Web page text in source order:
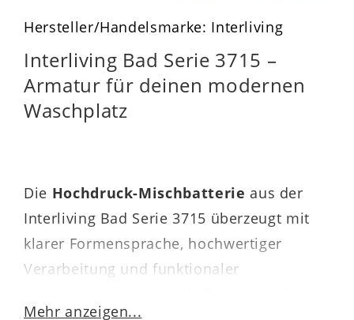
Hersteller/Handelsmarke: Interliving
Interliving Bad Serie 3715 –
Armatur für deinen modernen
Waschplatz
Die Hochdruck-Mischbatterie aus der
Interliving Bad Serie 3715 überzeugt mit
klarer Formensprache, hochwertiger
Verarbeitung und funktionaler
Mehr anzeigen...